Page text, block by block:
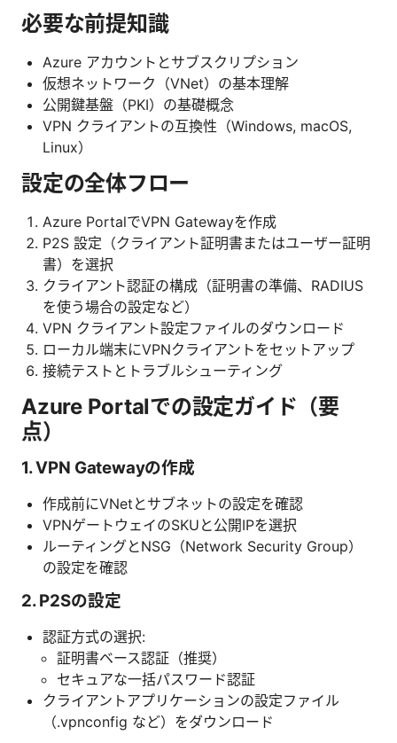
必要な前提知識
Azure アカウントとサブスクリプション
仮想ネットワーク（VNet）の基本理解
公開鍵基盤（PKI）の基礎概念
VPN クライアントの互換性（Windows, macOS,
Linux）
設定の全体フロー
Azure PortalでVPN Gatewayを作成
P2S 設定（クライアント証明書またはユーザー証明
書）を選択
クライアント認証の構成（証明書の準備、RADIUS
を使う場合の設定など）
VPN クライアント設定ファイルのダウンロード
ローカル端末にVPNクライアントをセットアップ
接続テストとトラブルシューティング
Azure Portalでの設定ガイド（要
点）
1. VPN Gatewayの作成
作成前にVNetとサブネットの設定を確認
VPNゲートウェイのSKUと公開IPを選択
ルーティングとNSG（Network Security Group）
の設定を確認
2. P2Sの設定
認証方式の選択:
証明書ベース認証（推奨）
セキュアな一括パスワード認証
クライアントアプリケーションの設定ファイル
（.vpnconfig など）をダウンロード